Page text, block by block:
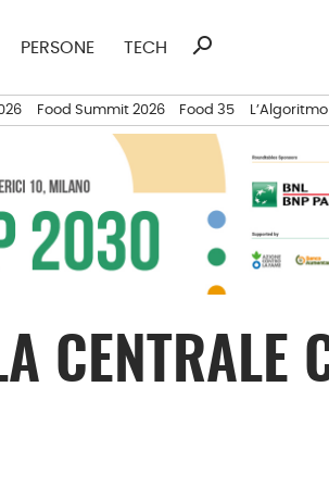
PERSONE TECH
Ricerca
search
Food Summit 2026 Food 35
CENTRALE